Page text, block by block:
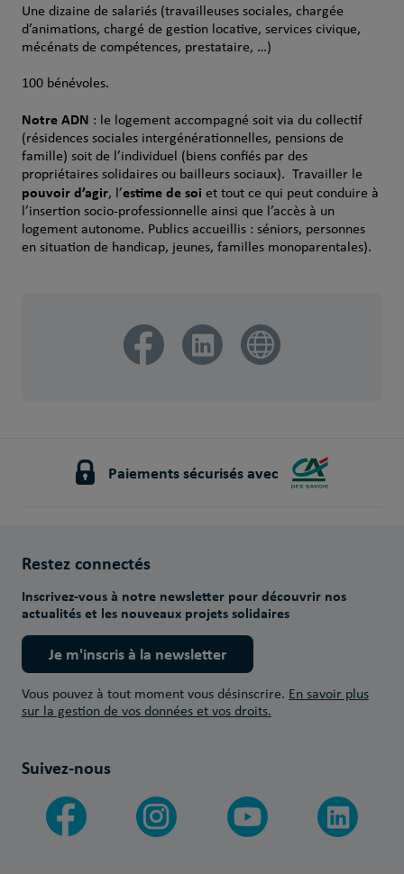
Une dizaine de salariés (travailleuses sociales, chargée
d’animations, chargé de gestion locative, services civique,
mécénats de compétences, prestataire, …)
100 bénévoles.
Notre ADN : le logement accompagné soit via du collectif
(résidences sociales intergénérationnelles, pensions de
famille) soit de l’individuel (biens confiés par des
propriétaires solidaires ou bailleurs sociaux). Travailler le
pouvoir d’agir, l’estime de soi et tout ce qui peut conduire à
l’insertion socio-professionnelle ainsi que l’accès à un
logement autonome. Publics accueillis : séniors, personnes
en situation de handicap, jeunes, familles monoparentales).
Paiements sécurisés avec
Restez connectés
Inscrivez-vous à notre newsletter pour découvrir nos
actualités et les nouveaux projets solidaires
Je m'inscris à la newsletter
Vous pouvez à tout moment vous désinscrire. En savoir plus
sur la gestion de vos données et vos droits.
Suivez-nous